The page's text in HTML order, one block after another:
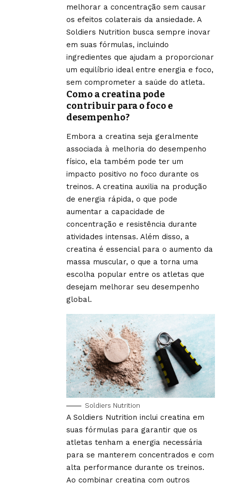
melhorar a concentração sem causar
os efeitos colaterais da ansiedade. A
Soldiers Nutrition busca sempre inovar
em suas fórmulas, incluindo
ingredientes que ajudam a proporcionar
um equilíbrio ideal entre energia e foco,
sem comprometer a saúde do atleta.
Como a creatina pode
contribuir para o foco e
desempenho?
Embora a creatina seja geralmente
associada à melhoria do desempenho
físico, ela também pode ter um
impacto positivo no foco durante os
treinos. A creatina auxilia na produção
de energia rápida, o que pode
aumentar a capacidade de
concentração e resistência durante
atividades intensas. Além disso, a
creatina é essencial para o aumento da
massa muscular, o que a torna uma
escolha popular entre os atletas que
desejam melhorar seu desempenho
global.
Soldiers Nutrition
A Soldiers Nutrition inclui creatina em
suas fórmulas para garantir que os
atletas tenham a energia necessária
para se manterem concentrados e com
alta performance durante os treinos.
Ao combinar creatina com outros